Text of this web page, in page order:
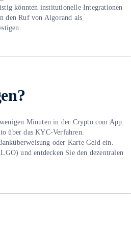
könnten institutionelle Integrationen
den Ruf von Algorand als
Minuten in der Crypto.com App.
über das KYC-Verfahren.
oder Karte Geld ein.
und entdecken Sie den dezentralen